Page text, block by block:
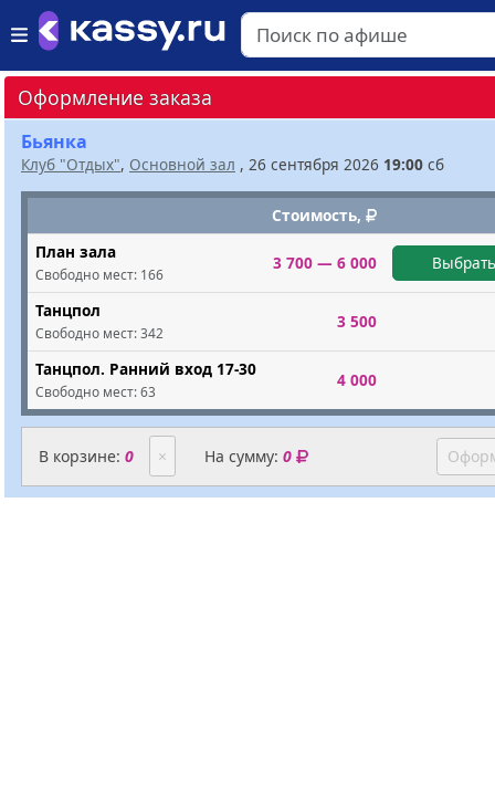
Оформление заказа
Бьянка
Клуб "Отдых", Основной зал , 26 сентября 2026 19:00 сб
Стоимость,
План зала
Свободно мест: 166
3 700 — 6 000
Танцпол
Свободно мест:342
3 500
Танцпол. Ранний вход 17-30
Свободно мест:63
4 000
В корзине: 0 × На сумму:0